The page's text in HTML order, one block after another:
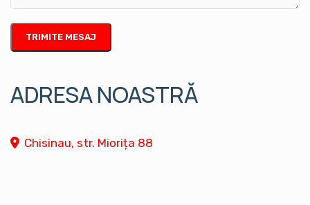
ADRESA NOASTRĂ
Chisinau, str. Miorița 88